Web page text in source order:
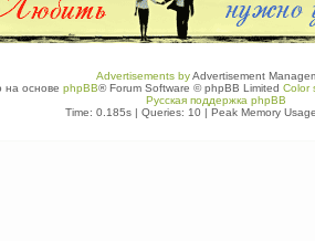
Advertisements byAdvertisement
на основе phpBB® Forum Software © phpBB Limited Color
Русская поддержка phpBB
Time: 0.185s| Queries: 10| Peak Memory